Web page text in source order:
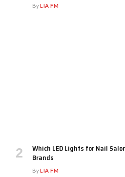
ByLIA FM
Which LED Lights for Nail
Brands
ByLIA FM